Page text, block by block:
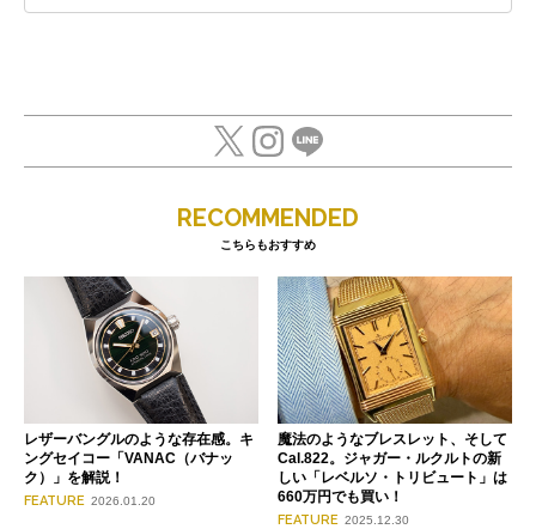
RECOMMENDED
こちらもおすすめ
レザーバングルのような存在感。キ
ングセイコー「VANAC（バナッ
ク）」を解説！
FEATURE 2026.01.20
魔法のようなブレスレット、そして
Cal.822。ジャガー・ルクルトの新
しい「レベルソ・トリビュート」は
660万円でも買い！
FEATURE 2025.12.30